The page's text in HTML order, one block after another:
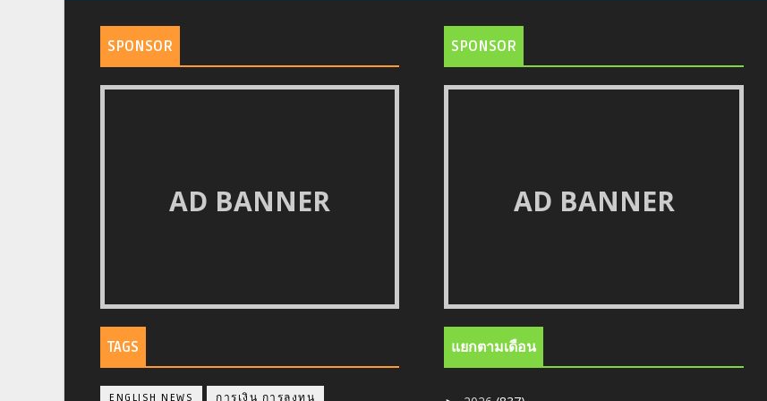
SPONSOR
AD BANNER
TAGS
ENGLISH NEWS การเงิน การลงทุน
SPONSOR
AD BANNER
แยกตามเดือน